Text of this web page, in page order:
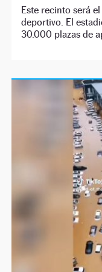
Este recinto será
deportivo. El
30.000 plazas de